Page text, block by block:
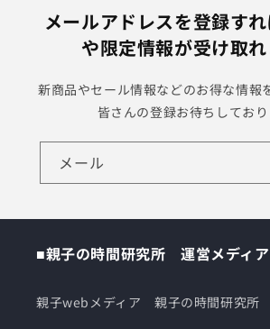
メールアドレスを登録す
や限定情報が受け取れ
新商品やセール情報などのお得な情報
皆さんの登録お待ちしており
メール
■親子の時間研究所 運営メディ
親子webメディア 親子の時間研究所